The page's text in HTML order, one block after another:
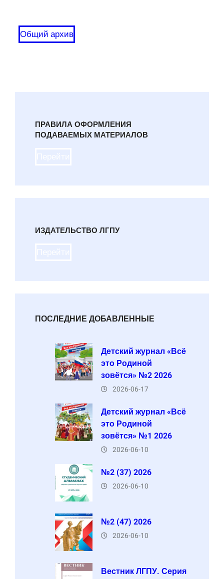
Общий архив
ПРАВИЛА ОФОРМЛЕНИЯ
ПОДАВАЕМЫХ МАТЕРИАЛОВ
ИЗДАТЕЛЬСТВО ЛГПУ
ПОСЛЕДНИЕ ДОБАВЛЕННЫЕ
Детский журнал «Всё
это Родиной
зовётся» №2 2026
2026-06-17
Детский журнал «Всё
это Родиной
зовётся» №1 2026
2026-06-10
№2 (37) 2026
2026-06-10
№2 (47) 2026
2026-06-10
Вестник ЛГПУ. Серия